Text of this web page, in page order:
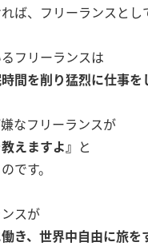
ば、フリーランスとし
フリーランスは
時間を削り猛烈に仕事を
なフリーランスが
えますよ』 と
です。
スが
き、世界中自由に旅を